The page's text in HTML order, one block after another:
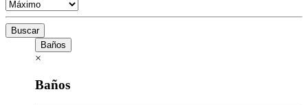
Buscar
Baños
×
Baños